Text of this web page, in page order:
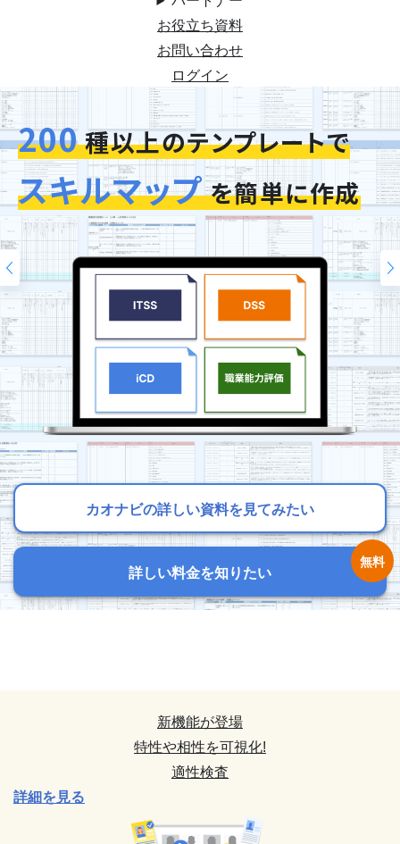
お役立ち資料
お問い合わせ
ログイン
カオナビの詳しい資料を見てみたい
詳しい料金を知りたい
200
スキルマップ
カオナビの詳しい資料を見てみたい
詳しい料金を知りたい
今お使いの評価シートを
そのまま再現
カオナビの詳しい資料を見てみたい
詳しい料金を知りたい
新機能が登場
特性や相性を可視化!
適性検査
詳細を見る